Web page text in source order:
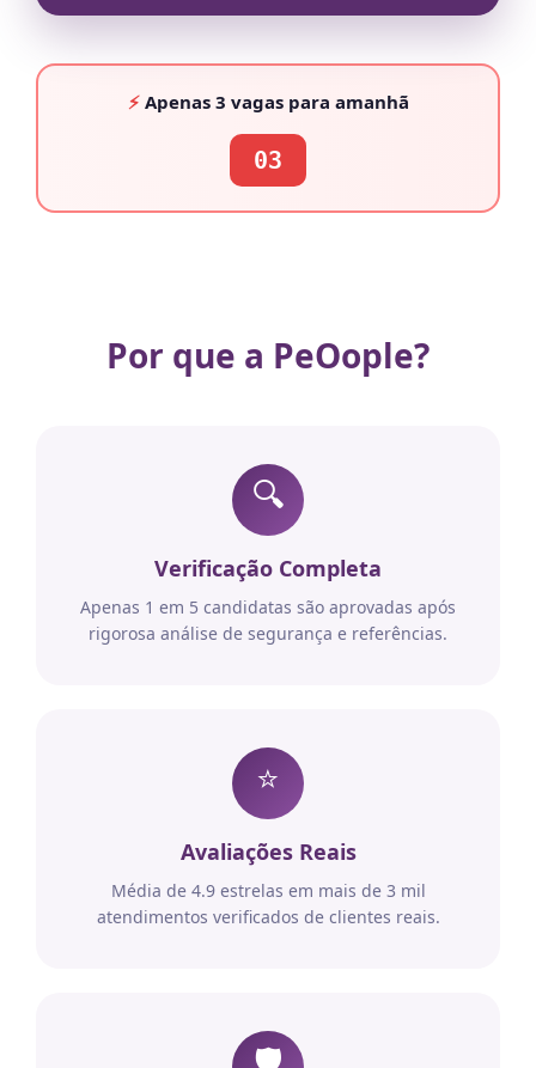
⚡Apenas 3 vagaspara amanhã
03
Por que a PeOople?
🔍
Verificação Completa
Apenas 1 em 5 candidatas são aprovadas após
rigorosa análise de segurança e referências.
⭐
Avaliações Reais
Média de 4.9 estrelas em mais de 3 mil
atendimentos verificados de clientes reais.